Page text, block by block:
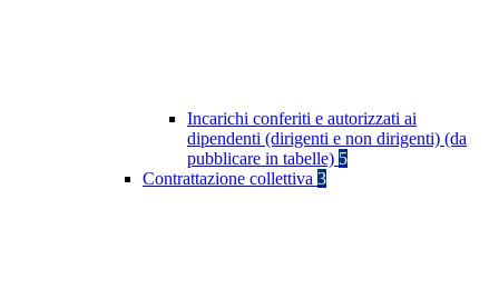
Incarichi conferiti e autorizzati ai
dipendenti (dirigenti e non dirigenti) (da
pubblicare in tabelle) 5
Contrattazione collettiva 3